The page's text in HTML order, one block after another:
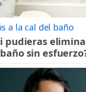
a la cal del baño
pudieras
sin